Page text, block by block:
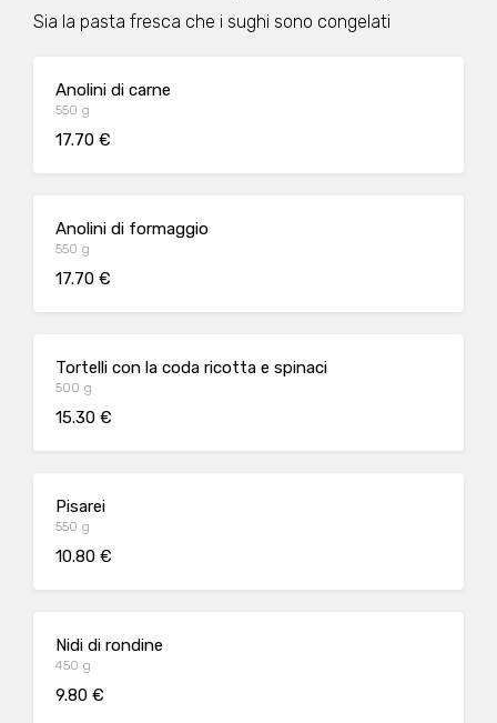
Sia la pasta fresca che i sughi sono congelati
Anolini di carne
550 g
17.70 €
Anolini di formaggio
550 g
17.70 €
Tortelli con la coda ricotta e spinaci
500 g
15.30 €
Pisarei
550 g
10.80 €
Nidi di rondine
450 g
9.80 €